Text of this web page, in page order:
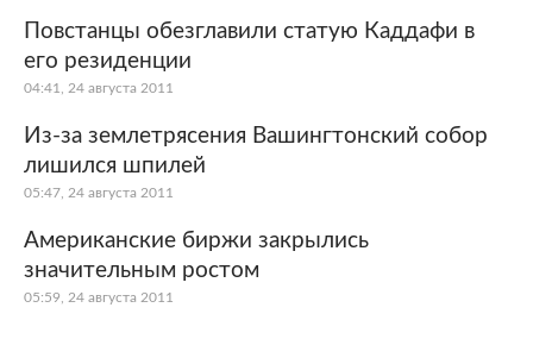
Повстанцы обезглавили статую Каддафи в
его резиденции
04:41, 24 августа 2011
Из-за землетрясения Вашингтонcкий собор
лишился шпилей
05:47, 24 августа 2011
Американские биржи закрылись
значительным ростом
05:59, 24 августа 2011